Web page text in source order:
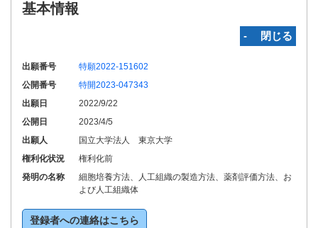
基本情報
‐ 閉じる
出願番号
特願2022-151602
公開番号
特開2023-047343
出願日
2022/9/22
公開日
2023/4/5
出願人
国立大学法人 東京大学
権利化状況
権利化前
発明の名称
細胞培養方法、人工組織の製造方法、薬剤評価方法、お
よび人工組織体
登録者への連絡はこちら